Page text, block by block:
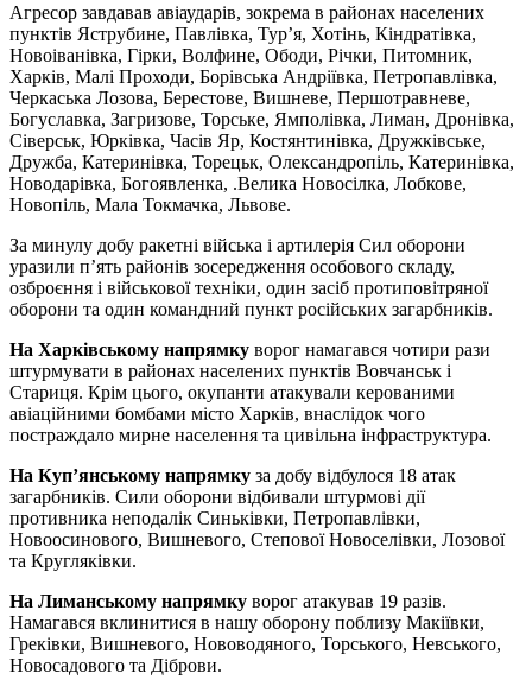
Агресор завдавав авіаударів, зокрема в районах населених
пунктів Яструбине, Павлівка, Тур’я, Хотінь, Кіндратівка,
Новоіванівка, Гірки, Волфине, Ободи, Річки, Питомник,
Харків, Малі Проходи, Борівська Андріївка, Петропавлівка,
Черкаська Лозова, Берестове, Вишневе, Першотравневе,
Богуславка, Загризове, Торське, Ямполівка, Лиман, Дронівка,
Сіверськ, Юрківка, Часів Яр, Костянтинівка, Дружківське,
Дружба, Катеринівка, Торецьк, Олександропіль, Катеринівка,
Новодарівка, Богоявленка, .Велика Новосілка, Лобкове,
Новопіль, Мала Токмачка, Львове.
За минулу добу ракетні війська і артилерія Сил оборони
уразили п’ять районів зосередження особового складу,
озброєння і військової техніки, один засіб протиповітряної
оборони та один командний пункт російських загарбників.
На Харківському напрямку ворог намагався чотири рази
штурмувати в районах населених пунктів Вовчанськ і
Стариця. Крім цього, окупанти атакували керованими
авіаційними бомбами місто Харків, внаслідок чого
постраждало мирне населення та цивільна інфраструктура.
На Куп’янському напрямку за добу відбулося 18 атак
загарбників. Сили оборони відбивали штурмові дії
противника неподалік Синьківки, Петропавлівки,
Новоосинового, Вишневого, Степової Новоселівки, Лозової
та Кругляківки.
На Лиманському напрямку ворог атакував 19 разів.
Намагався вклинитися в нашу оборону поблизу Макіївки,
Греківки, Вишневого, Нововодяного, Торського, Невського,
Новосадового та Діброви.